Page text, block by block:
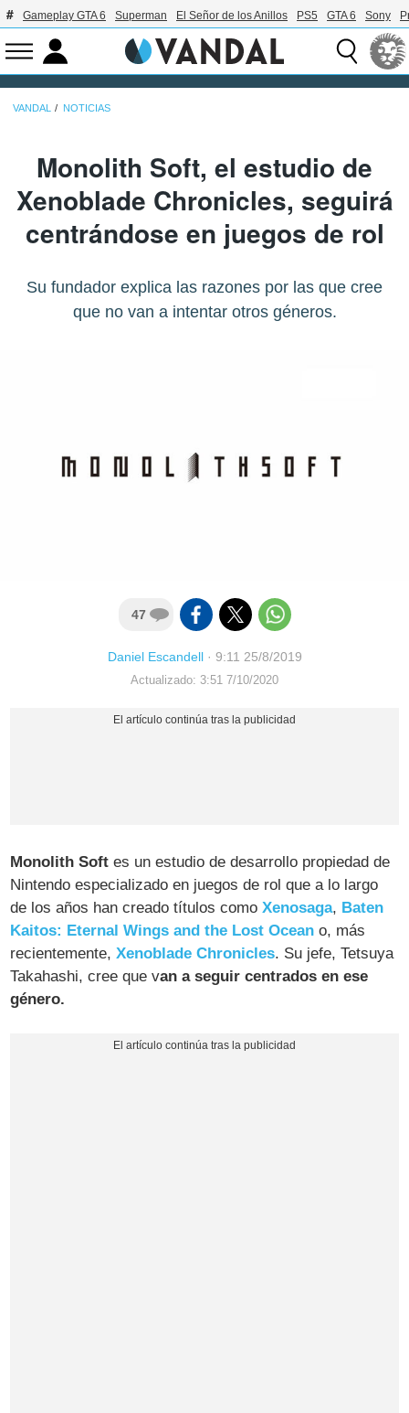
Gameplay GTA 6 Superman El Señor de los Anillos PS5 GTA 6 Sony
VANDAL NOTICIAS
Monolith Soft, el estudio de
Xenoblade Chronicles, seguirá
centrándose en juegos de rol
Su fundador explica las razones por las que cree
que no van a intentar otros géneros.
47
Daniel Escandell· 9:11 25/8/2019
Actualizado: 3:51 7/10/2020
Monolith Soft es un estudio de desarrollo propiedad de
Nintendo especializado en juegos de rol que a lo largo
de los años han creado títulos comoXenosaga, Baten
Kaitos: Eternal Wings and the Lost Ocean o, más
recientemente,Xenoblade Chronicles. Su jefe, Tetsuya
Takahashi, cree que van a seguir centrados en ese
género.